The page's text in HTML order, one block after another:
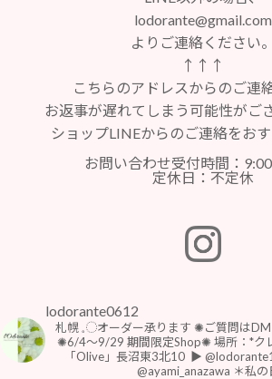
lodorante@gmail.com
よりご連絡ください。
↑↑↑
こちらのアドレスからのご連
お返事が遅れてしまう可能性がご
ショップLINEからのご連絡をおす
お問い合わせ受付時間：
定休日：不定休
lodorante0612
札幌 𓈒◌オーダー承ります ✺ご質問はDM
⁡✺6/4〜9/29 期間限定Shop✺ 場所：*ク
「Olive」長沼東3北10⁡ ▶︎
@ayami_anazawa ＊私